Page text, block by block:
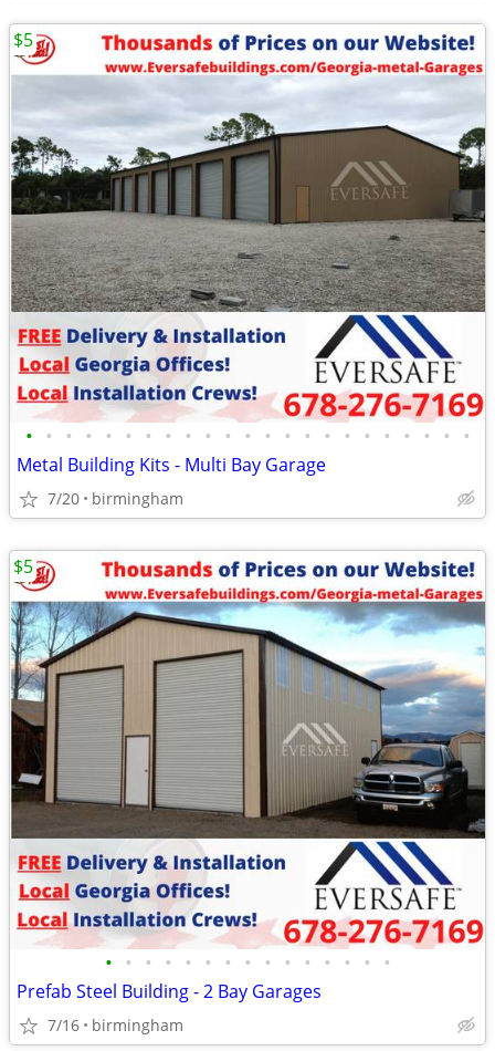
• • • • • • • • • • • • • • • • • • • • • • •
Metal Building Kits - Multi Bay Garage
7/20 birmingham
$5
• • • • • • • • • • • • • • •
Prefab Steel Building - 2 Bay Garages
7/16 birmingham
$5